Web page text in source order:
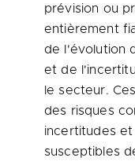
prévision ou
entièrement
de l'évolution
et de
le secteur.
des risques
incertitudes
susceptibles